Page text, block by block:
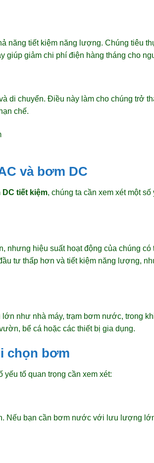
năng tiết kiệm năng lượng. Chúng tiêu
giúp giảm chi phí điện hàng tháng cho
di chuyển. Điều này làm cho chúng trở
chế.
và bơm DC
tiết kiệm, chúng ta cần xem xét một
nhưng hiệu suất hoạt động của chúng có
tư thấp hơn và tiết kiệm năng lượng,
như nhà máy, trạm bơm nước, trong
bể cá hoặc các thiết bị gia dụng.
chọn bơm
tố quan trọng cần xem xét:
Nếu bạn cần bơm nước với lưu lượng